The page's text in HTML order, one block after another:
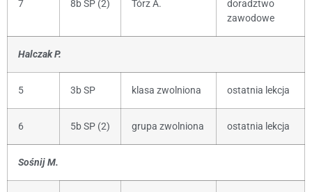
7 8b SP (2) Tórz A.
doradztwo
zawodowe
Halczak P.
5 3b SP klasa zwolniona ostatnia lekcja
6 5b SP (2) grupa zwolniona ostatnia lekcja
Sośnij M.